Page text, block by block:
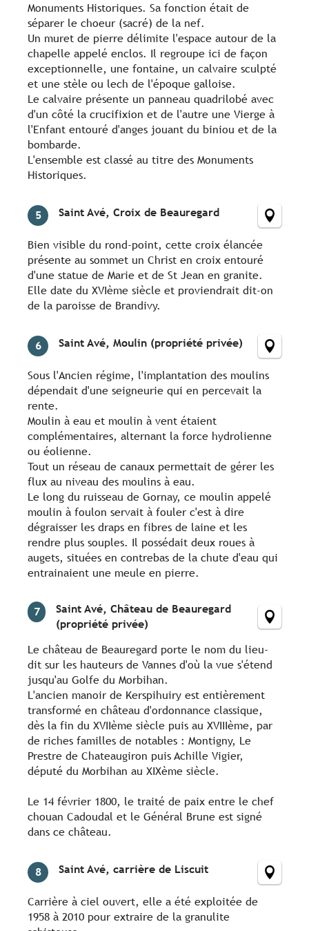
Monuments Historiques. Sa fonction était de
séparer le choeur (sacré) de la nef.
Un muret de pierre délimite l'espace autour de la
chapelle appelé enclos. Il regroupe ici de façon
exceptionnelle, une fontaine, un calvaire sculpté
et une stèle ou lech de l'époque galloise.
Le calvaire présente un panneau quadrilobé avec
d'un côté la crucifixion et de l'autre une Vierge à
l'Enfant entouré d'anges jouant du biniou et de la
bombarde.
L'ensemble est classé au titre des Monuments
Historiques.
5 Saint Avé, Croix de Beauregard
Bien visible du rond-point, cette croix élancée
présente au sommet un Christ en croix entouré
d'une statue de Marie et de St Jean en granite.
Elle date du XVIème siècle et proviendrait dit-on
de la paroisse de Brandivy.
6 Saint Avé, Moulin (propriété privée)
Sous l'Ancien régime, l'implantation des moulins
dépendait d'une seigneurie qui en percevait la
rente.
Moulin à eau et moulin à vent étaient
complémentaires, alternant la force hydrolienne
ou éolienne.
Tout un réseau de canaux permettait de gérer les
flux au niveau des moulins à eau.
Le long du ruisseau de Gornay, ce moulin appelé
moulin à foulon servait à fouler c'est à dire
dégraisser les draps en fibres de laine et les
rendre plus souples. Il possédait deux roues à
augets, situées en contrebas de la chute d'eau qui
entrainaient une meule en pierre.
7
Saint Avé, Château de Beauregard
(propriété privée)
Le château de Beauregard porte le nom du lieu-
dit sur les hauteurs de Vannes d'où la vue s'étend
jusqu'au Golfe du Morbihan.
L'ancien manoir de Kerspihuiry est entièrement
transformé en château d'ordonnance classique,
dès la fin du XVIIème siècle puis au XVIIIème, par
de riches familles de notables : Montigny, Le
Prestre de Chateaugiron puis Achille Vigier,
député du Morbihan au XIXème siècle.
Le 14 février 1800, le traité de paix entre le chef
chouan Cadoudal et le Général Brune est signé
dans ce château.
8 Saint Avé, carrière de Liscuit
Carrière à ciel ouvert, elle a été exploitée de
1958 à 2010 pour extraire de la granulite